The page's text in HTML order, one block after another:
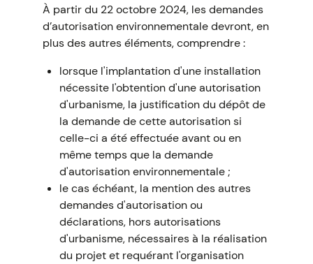
À partir du 22 octobre 2024, les demandes
d’autorisation environnementale devront, en
plus des autres éléments, comprendre :
lorsque l'implantation d'une installation
nécessite l'obtention d'une autorisation
d'urbanisme, la justification du dépôt de
la demande de cette autorisation si
celle-ci a été effectuée avant ou en
même temps que la demande
d'autorisation environnementale ;
le cas échéant, la mention des autres
demandes d'autorisation ou
déclarations, hors autorisations
d'urbanisme, nécessaires à la réalisation
du projet et requérant l'organisation